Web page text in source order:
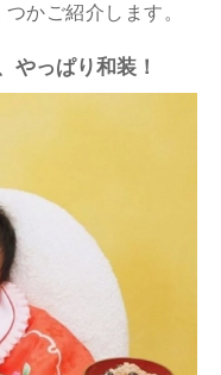
かご紹介します。
やっぱり和装！